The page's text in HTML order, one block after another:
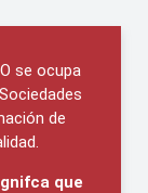
se ocupa
de
que